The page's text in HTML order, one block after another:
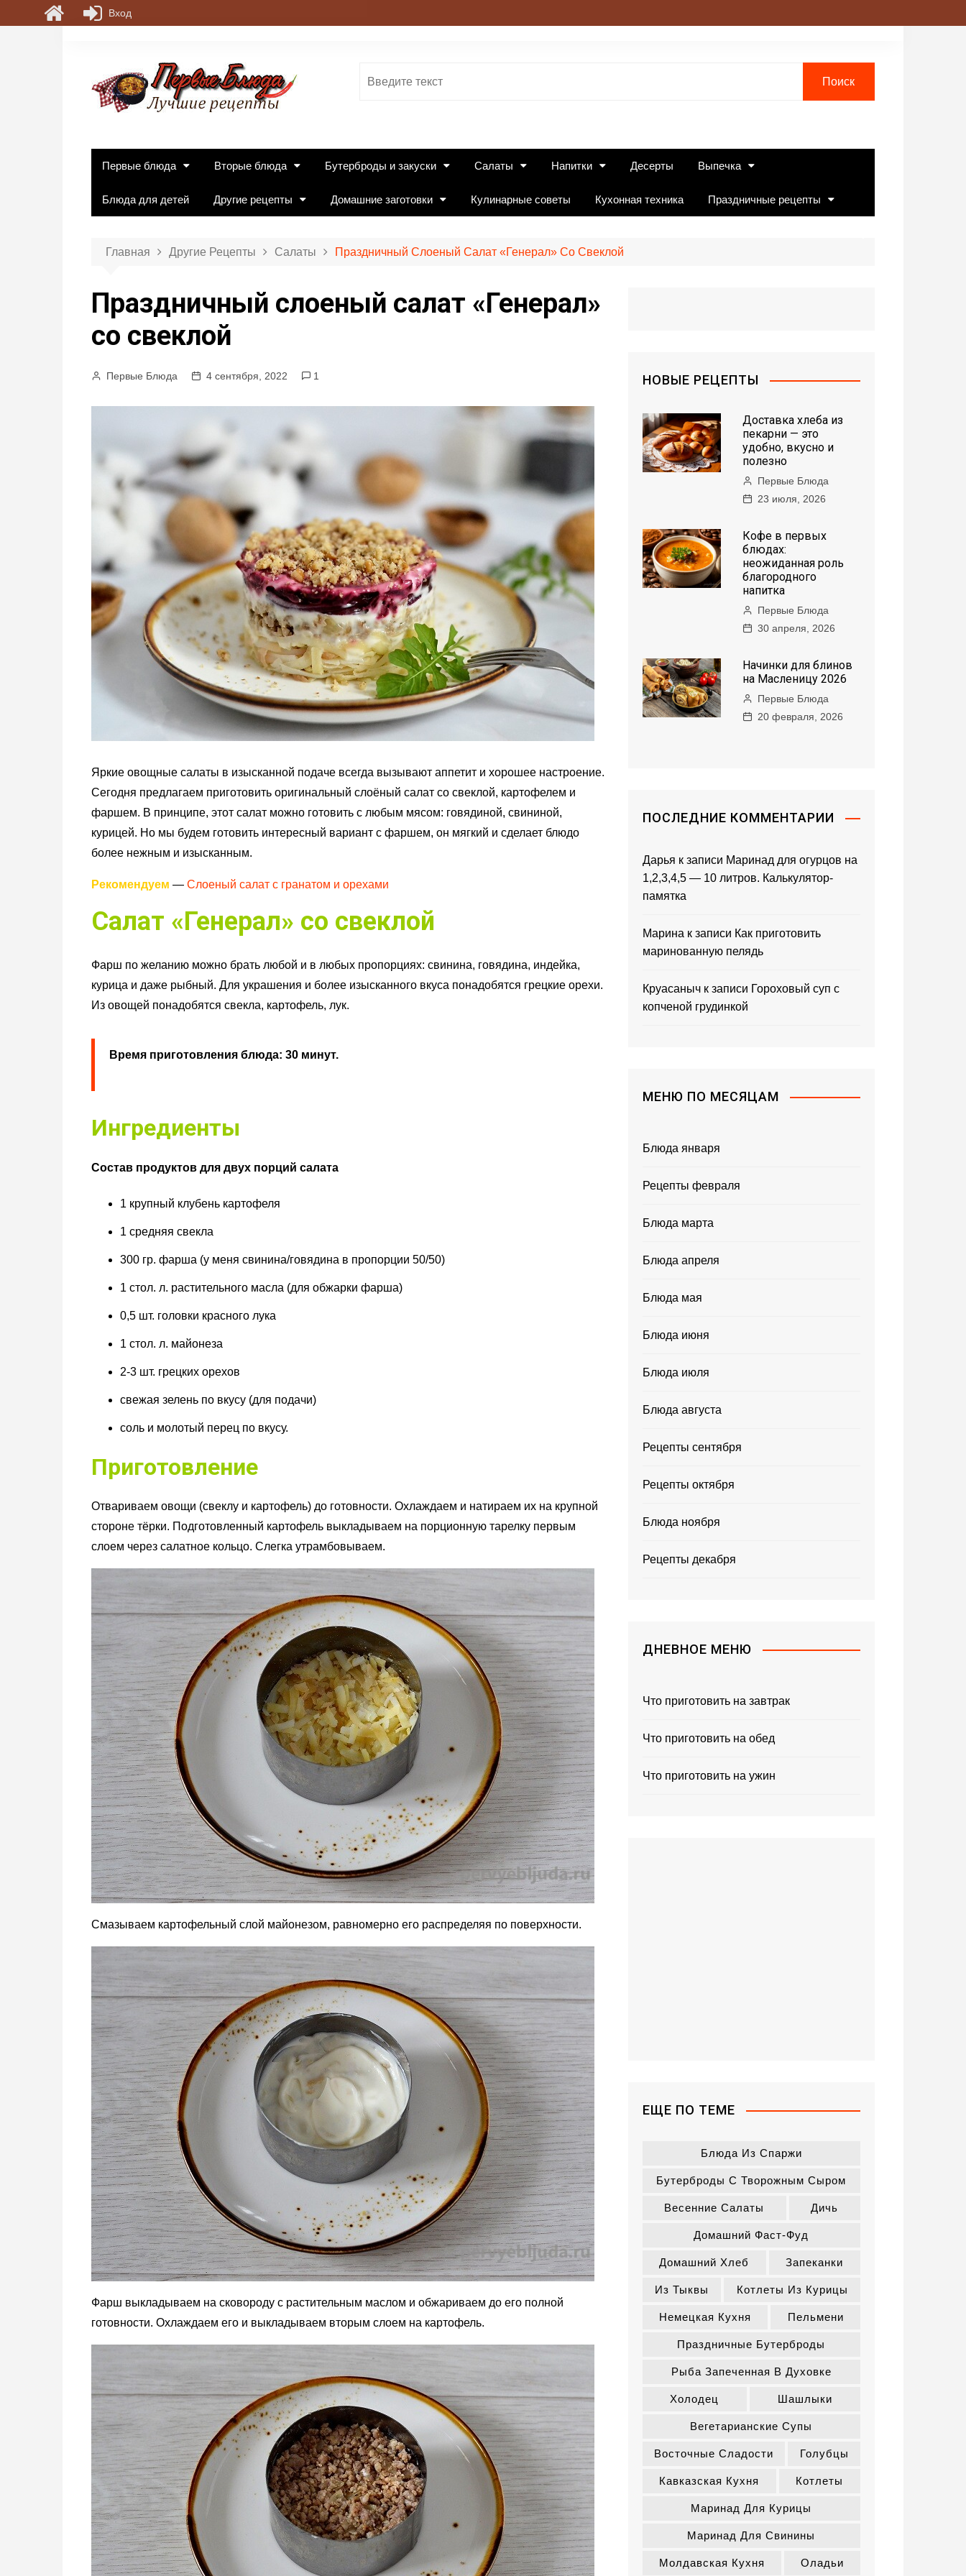
Первые блюда Вторые блюда Бутерброды и закуски Салаты Напитки Десерты Выпечка
Блюда для детей Другие рецепты Домашние заготовки Кулинарные советы Кухонная техника Праздничные рецепты
Главная Другие Рецепты Салаты Праздничный Слоеный Салат «Генерал» Со Свеклой
Праздничный слоеный салат «Генерал»
со свеклой
Первые Блюда 4 сентября, 2022 1
Яркие овощные салаты в изысканной подаче всегда вызывают аппетит и хорошее настроение.
Сегодня предлагаем приготовить оригинальный слоёный салат со свеклой, картофелем и
фаршем. В принципе, этот салат можно готовить с любым мясом: говядиной, свининой,
курицей. Но мы будем готовить интересный вариант с фаршем, он мягкий и сделает блюдо
более нежным и изысканным.
Рекомендуем — Слоеный салат с гранатом и орехами
Салат «Генерал» со свеклой
Фарш по желанию можно брать любой и в любых пропорциях: свинина, говядина, индейка,
курица и даже рыбный. Для украшения и более изысканного вкуса понадобятся грецкие орехи.
Из овощей понадобятся свекла, картофель, лук.
Время приготовления блюда: 30 минут.
Ингредиенты
Состав продуктов для двух порций салата
1 крупный клубень картофеля
1 средняя свекла
300 гр. фарша (у меня свинина/говядина в пропорции 50/50)
1 стол. л. растительного масла (для обжарки фарша)
0,5 шт. головки красного лука
1 стол. л. майонеза
2-3 шт. грецких орехов
свежая зелень по вкусу (для подачи)
соль и молотый перец по вкусу.
Приготовление
Отвариваем овощи (свеклу и картофель) до готовности. Охлаждаем и натираем их на крупной
стороне тёрки. Подготовленный картофель выкладываем на порционную тарелку первым
слоем через салатное кольцо. Слегка утрамбовываем.
Смазываем картофельный слой майонезом, равномерно его распределяя по поверхности.
Фарш выкладываем на сковороду с растительным маслом и обжариваем до его полной
готовности. Охлаждаем его и выкладываем вторым слоем на картофель.
НОВЫЕ РЕЦЕПТЫ
Доставка хлеба из
пекарни — это
удобно, вкусно и
полезно
Первые Блюда
23 июля, 2026
Кофе в первых
блюдах:
неожиданная роль
благородного
напитка
Первые Блюда
30 апреля, 2026
Начинки для блинов
на Масленицу 2026
Первые Блюда
20 февраля, 2026
ПОСЛЕДНИЕ КОММЕНТАРИИ
Дарья к записи Маринад для огурцов на
1,2,3,4,5 — 10 литров. Калькулятор-
памятка
Марина к записи Как приготовить
маринованную пелядь
Круасанычк записи Гороховый суп с
копченой грудинкой
МЕНЮ ПО МЕСЯЦАМ
Блюда января
Рецепты февраля
Блюда марта
Блюда апреля
Блюда мая
Блюда июня
Блюда июля
Блюда августа
Рецепты сентября
Рецепты октября
Блюда ноября
Рецепты декабря
ДНЕВНОЕ МЕНЮ
Что приготовить на завтрак
Что приготовить на обед
Что приготовить на ужин
ЕЩЕ ПО ТЕМЕ
Блюда Из Спаржи
Бутерброды С Творожным Сыром
Весенние Салаты Дичь
Домашний Фаст-Фуд
Домашний Хлеб Запеканки
Из Тыквы Котлеты Из Курицы
Немецкая Кухня Пельмени
Праздничные Бутерброды
Рыба Запеченная В Духовке
Холодец Шашлыки
Вегетарианские Супы
Восточные Сладости Голубцы
Кавказская Кухня Котлеты
Маринад Для Курицы
Маринад Для Свинины
Молдавская Кухня Оладьи
Вход